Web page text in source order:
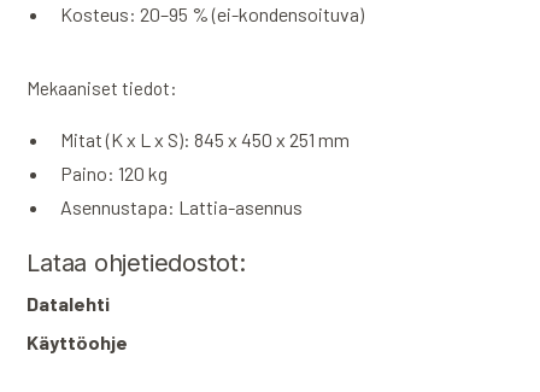
Kosteus: 20–95 % (ei-kondensoituva)
Mekaaniset tiedot:
Mitat (K x L x S): 845 x 450 x 251 mm
Paino: 120 kg
Asennustapa: Lattia-asennus
Lataa ohjetiedostot:
Datalehti
Käyttöohje